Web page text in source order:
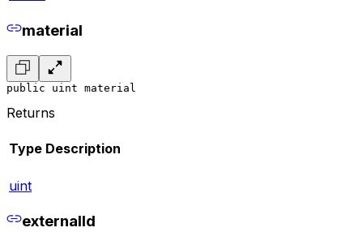
material
public uint material
Returns
Type Description
uint
externalId